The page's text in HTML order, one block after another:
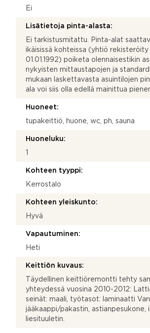
Ei
Lisätietoja pinta-alasta:
Ei tarkistusmitattu. Pinta-alat
ikäisissä kohteissa (yhtiö rekisteröity
01.01.1992) poiketa olennaisestikin
nykyisten mittaustapojen ja
mukaan laskettavasta asuintilojen
ala voi siis olla edellä mainittua
Huoneet:
tupakeittiö, huone, wc, ph, sauna
Huoneluku:
Kohteen tyyppi:
Kerrostalo
Kohteen yleiskunto:
Hyvä
Vapautuminen:
Heti
Keittiön kuvaus:
Täydellinen keittiöremontti tehty
yhteydessä vuosina 2010-2012:
seinät: maali, työtasot: laminaatti
jääkaappi/pakastin, astianpesukone,
liesituuletin.